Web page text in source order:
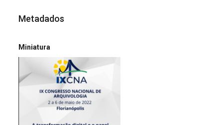
Metadados
Miniatura